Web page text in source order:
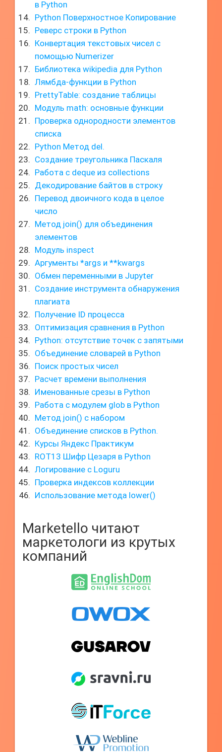
в Python
Python Поверхностное Копирование
Реверс строки в Python
Конвертация текстовых чисел с
помощью Numerizer
Библиотека wikipedia для Python
Лямбда-функции в Python
PrettyTable: создание таблицы
Модуль math: основные функции
Проверка однородности элементов
списка
Python Метод del.
Создание треугольника Паскаля
Работа с deque из collections
Декодирование байтов в строку
Перевод двоичного кода в целое
число
Метод join() для объединения
элементов
Модуль inspect
Аргументы *args и **kwargs
Обмен переменными в Jupyter
Создание инструмента обнаружения
плагиата
Получение ID процесса
Оптимизация сравнения в Python
Python: отсутствие точек с запятыми
Объединение словарей в Python
Поиск простых чисел
Расчет времени выполнения
Именованные срезы в Python
Работа с модулем glob в Python
Метод join() с набором
Объединение списков в Python.
Курсы Яндекс Практикум
ROT13 Шифр Цезаря в Python
Логирование с Loguru
Проверка индексов коллекции
Использование метода lower()
Marketello читают
маркетологи из крутых
компаний